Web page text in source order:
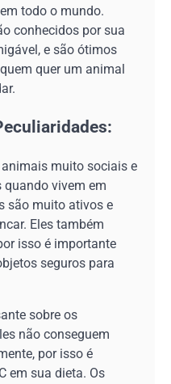
todo o mundo.
conhecidos por sua
e são ótimos
quer um animal
muito sociais e
vivem em
são muito ativos e
Eles também
isso é importante
seguros para
sobre os
não conseguem
por isso é
em sua dieta. Os